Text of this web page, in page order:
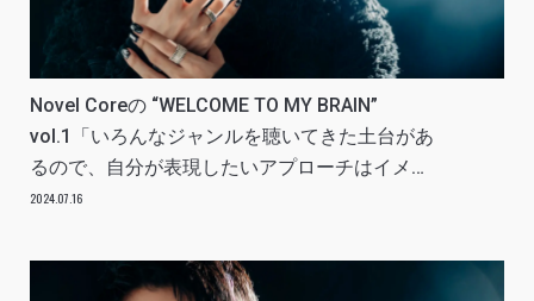
Novel Coreの “WELCOME TO MY BRAIN”
vol.1「いろんなジャンルを聴いてきた土台があ
るので、自分が表現したいアプローチはイメー
ジしやすい」
2024.07.16